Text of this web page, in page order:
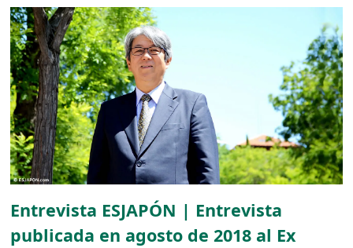
Entrevista ESJAPÓN | Entrevista
publicada en agosto de 2018 al Ex